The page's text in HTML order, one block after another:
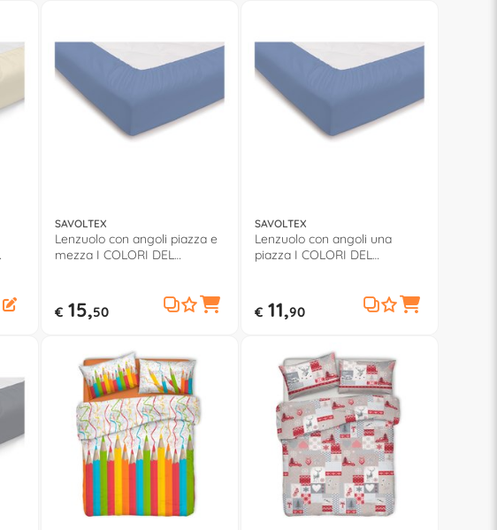
SAVOLTEX
Lenzuolo con angoli piazza e
mezza I COLORI DEL
€15,50
SAVOLTEX
Lenzuolo con angoli una
piazza I COLORI DEL
€11,90